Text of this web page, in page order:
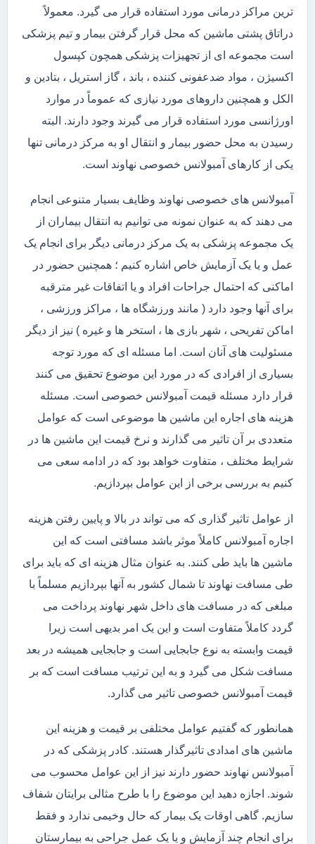
ترین مراکز درمانی مورد استفاده قرار می گیرد. معمولاً
دراتاق پشتی ماشین که محل قرار گرفتن بیمار و تیم پزشکی
است مجموعه ای از تجهیزات پزشکی همچون کپسول
اکسیژن ، مواد ضدعفونی کننده ، باند ، گاز استریل ، بتادین و
الکل و همچنین داروهای مورد نیازی که عموماً در موارد
اورژانسی مورد استفاده قرار می گیرند وجود دارند. البته
رسیدن به محل حضور بیمار و انتقال او به مرکز درمانی تنها
یکی از کارهای آمبولانس خصوصی نهاوند است.
آمبولانس های خصوصی نهاوند وظایف بسیار متنوعی انجام
می دهند که به عنوان نمونه می توانیم به انتقال بیماران از
یک مجموعه پزشکی به یک مرکز درمانی دیگر برای انجام یک
عمل و یا یک آزمایش خاص اشاره کنیم ؛ همچنین حضور در
اماکنی که احتمال جراحات افراد و یا اتفاقات غیر مترقبه
برای آنها وجود دارد ( مانند ورزشگاه ها ، مراکز ورزشی ،
اماکن تفریحی ، شهر بازی ها ، استخر ها و غیره ) نیز از دیگر
مسئولیت های آنان است. اما مسئله ای که مورد توجه
بسیاری از افرادی که در مورد این موضوع تحقیق می کنند
قرار دارد مسئله قیمت آمبولانس خصوصی است. مسئله
هزینه های اجاره این ماشین ها موضوعی است که عوامل
متعددی بر آن تاثیر می گذارند و نرخ قیمت این ماشین ها در
شرایط مختلف ، متفاوت خواهد بود که در ادامه سعی می
کنیم به بررسی برخی از این عوامل بپردازیم.
از عوامل تاثیر گذاری که می تواند در بالا و پایین رفتن هزینه
اجاره آمبولانس کاملاً موثر باشد مسافتی است که این
ماشین ها باید طی کنند. به عنوان مثال هزینه ای که باید برای
طی مسافت نهاوند تا شمال کشور به آنها بپردازیم مسلماً با
مبلغی که در مسافت های داخل شهر نهاوند پرداخت می
گردد کاملاً متفاوت است و این یک امر بدیهی است زیرا
قیمت وابسته به نوع جابجایی است و جابجایی همیشه در بعد
مسافت شکل می گیرد و به این ترتیب مسافت است که بر
قیمت آمبولانس خصوصی تاثیر می گذارد.
همانطور که گفتیم عوامل مختلفی بر قیمت و هزینه این
ماشین های امدادی تاثیرگذار هستند. کادر پزشکی که در
آمبولانس نهاوند حضور دارند نیز از این عوامل محسوب می
شوند. اجازه دهید این موضوع را با طرح مثالی برایتان شفاف
سازیم. گاهی اوقات یک بیمار که حال وخیمی ندارد و فقط
برای انجام چند آزمایش و یا یک عمل جراحی به بیمارستان